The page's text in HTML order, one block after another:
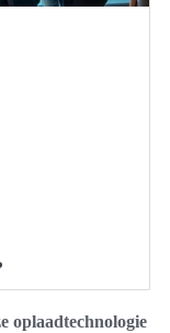
oplaadtechnologie